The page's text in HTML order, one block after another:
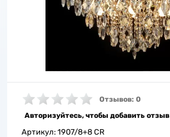
Отзывов: 0
Авторизуйтесь, чтобы добавить отзыв
Артикул: 1907/8+8 CR